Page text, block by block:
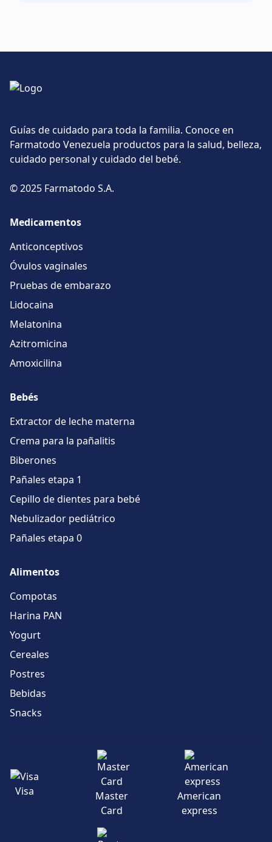
Guías de cuidado para toda la familia. Conoce en
Farmatodo Venezuela productos para la salud, belleza,
cuidado personal y cuidado del bebé.
© 2025 Farmatodo S.A.
Medicamentos
Anticonceptivos
Óvulos vaginales
Pruebas de embarazo
Lidocaina
Melatonina
Azitromicina
Amoxicilina
Bebés
Extractor de leche materna
Crema para la pañalitis
Biberones
Pañales etapa 1
Cepillo de dientes para bebé
Nebulizador pediátrico
Pañales etapa 0
Alimentos
Compotas
Harina PAN
Yogurt
Cereales
Postres
Bebidas
Snacks
Visa
Master
Card
American
express